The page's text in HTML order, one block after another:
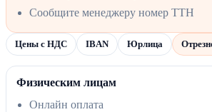
Сообщите менеджеру номер ТТН
Цены с НДС IBAN Юрлица
Физическим лицам
Онлайн оплата